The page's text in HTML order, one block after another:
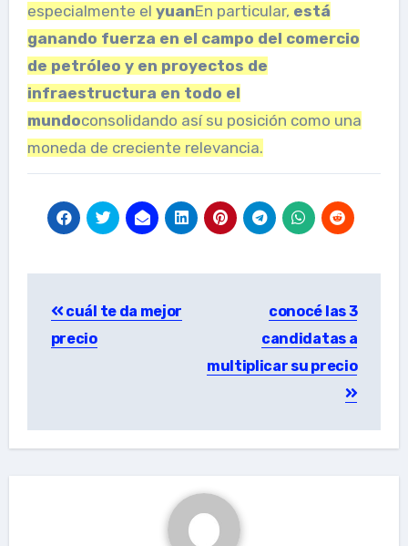
especialmente el yuanEn particular, está
ganando fuerza en el campo del comercio
de petróleo y en proyectos de
infraestructura en todo el
mundoconsolidando así su posición como una
moneda de creciente relevancia.
navigation
cuál te da mejor
precio
conocé las 3
candidatas a
multiplicar su precio